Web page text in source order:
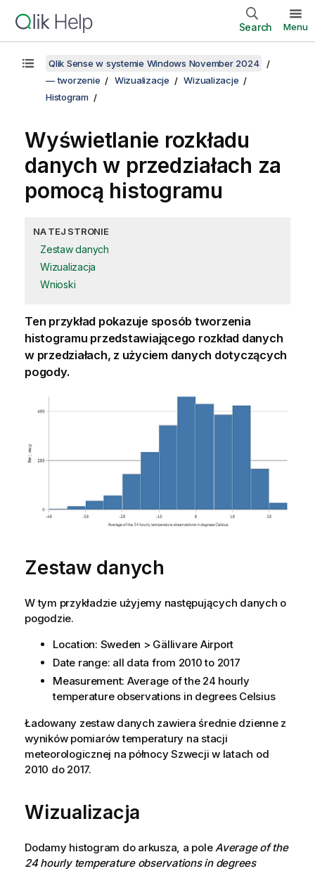
Search Menu
Qlik Sense w systemie Windows November 2024
— tworzenie
Wizualizacje
Wizualizacje
Histogram
Wyświetlanie rozkładu
danych w przedziałach za
pomocą histogramu
NA TEJ STRONIE
Zestaw danych
Wizualizacja
Wnioski
Ten przykład pokazuje sposób tworzenia
histogramu przedstawiającego rozkład danych
w przedziałach, z użyciem danych dotyczących
pogody.
Zestaw danych
W tym przykładzie użyjemy następujących danych o
pogodzie.
Location: Sweden > Gällivare Airport
Date range: all data from 2010 to 2017
Measurement: Average of the 24 hourly
temperature observations in degrees Celsius
Ładowany zestaw danych zawiera średnie dzienne z
wyników pomiarów temperatury na stacji
meteorologicznej na północy Szwecji w latach od
2010 do 2017.
Wizualizacja
Dodamy histogram do arkusza, a poleAverage of the
24 hourly temperature observations in degrees